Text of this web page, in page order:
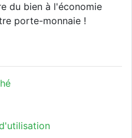
du bien à l'économie
porte-monnaie !